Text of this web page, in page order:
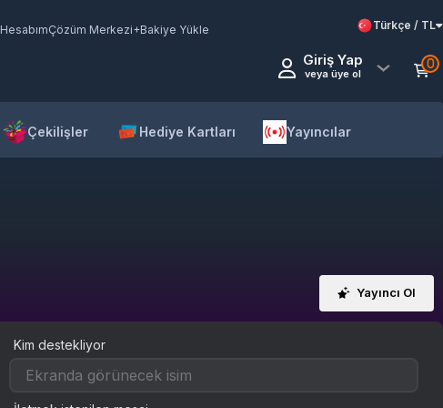
HesabımÇözüm Merkezi+Bakiye Yükle Türkçe / TL
Giriş Yap
veya üye ol
0
Çekilişler Hediye Kartları Yayıncılar
Yayıncı Ol
Kim destekliyor